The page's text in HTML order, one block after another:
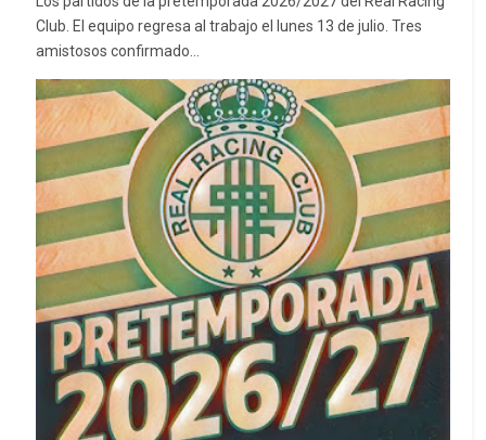
Club. El equipo regresa al trabajo el lunes 13 de julio. Tres
amistosos confirmado...